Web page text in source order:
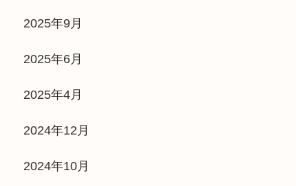
2025年9月
2025年6月
2025年4月
2024年12月
2024年10月